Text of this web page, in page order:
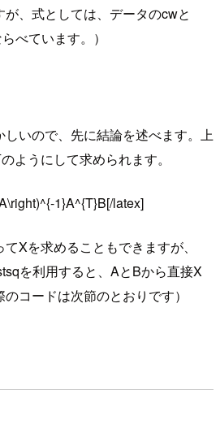
が、式としては、データのcwと
べています。）
いので、先に結論を述べます。上
ようにして求められます。
1}A^{T}B[/latex]
Xを求めることもできますが、
を利用すると、AとBから直接X
コードは次節のとおりです）